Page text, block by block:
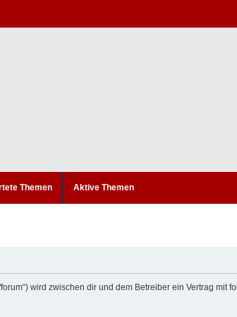
Themen Aktive Themen
wird zwischen dir und dem Betreiber ein Vertrag mit